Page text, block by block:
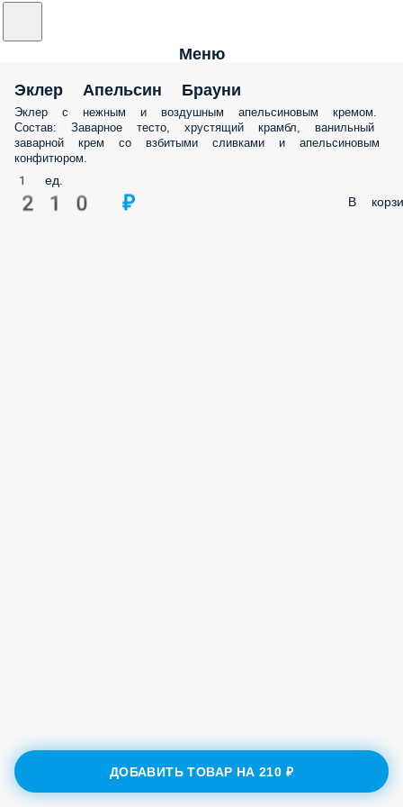
Меню
Эклер Апельсин Брауни
Эклер с нежным и воздушным апельсиновым кремом.
Состав: Заварное тесто, хрустящий крамбл, ванильный
заварной крем со взбитыми сливками и апельсиновым
конфитюром.
1 ед.
210 ₽ В
ДОБАВИТЬ ТОВАР НА210 ₽